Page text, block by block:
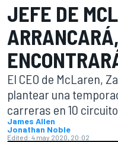
JEFE DE
El CEO de McLaren,
plantear una
carreras en 10
James Allen
Jonathan Noble
Edited: 4 may 2020, 20:02